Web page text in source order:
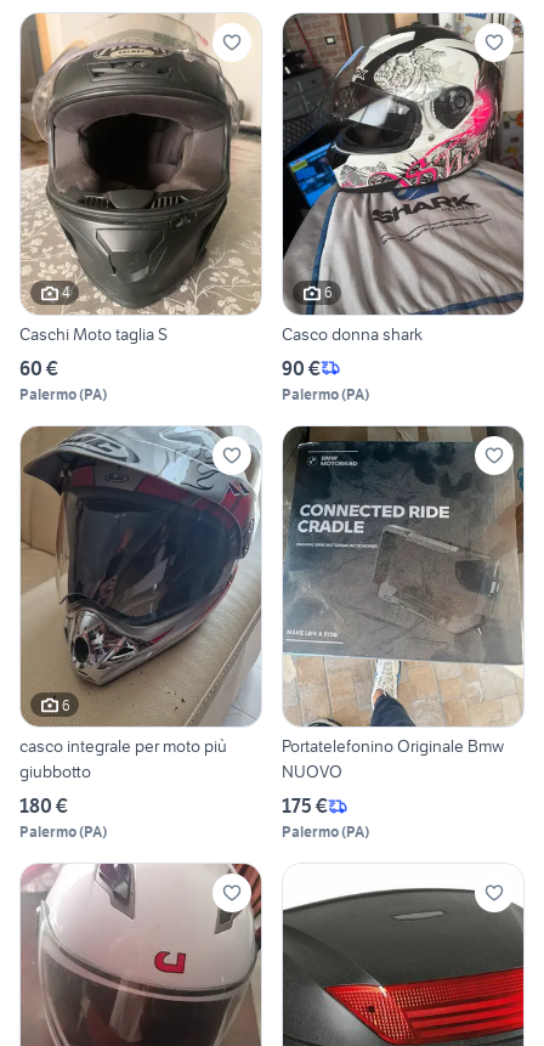
4
Caschi Moto taglia S
60 €
Palermo(PA)
6
Casco donna shark
90 €
Palermo(PA)
6
casco integrale per moto più
giubbotto
180 €
Palermo(PA)
Portatelefonino Originale Bmw
NUOVO
175 €
Palermo(PA)